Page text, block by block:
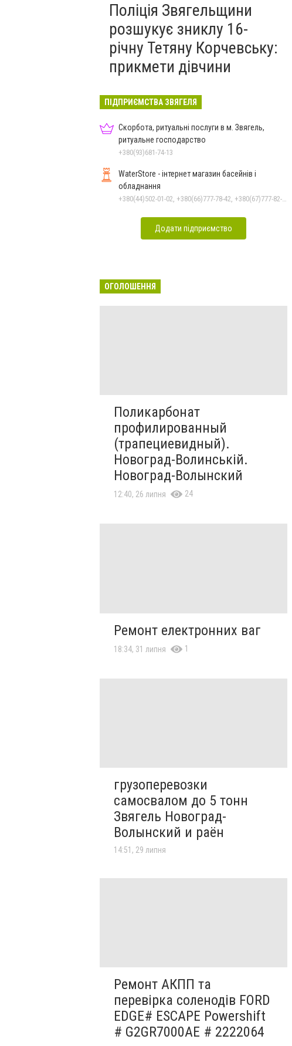
Поліція Звягельщини
розшукує зниклу 16-
річну Тетяну Корчевську:
прикмети дівчини
ПІДПРИЄМСТВА ЗВЯГЕЛЯ
Скорбота, ритуальні послуги в м. Звягель,
ритуальне господарство
+380(93)681-74-13
WaterStore - інтернет магазин басейнів і
обладнання
+380(44)502-01-02, +380(66)777-78-42, +380(67)777-82-19, +380(67)890-80-80, +380(73)890-80-80, +380(44)502-01-03
Додати підприємство
ОГОЛОШЕННЯ
Поликарбонат
профилированный
(трапециевидный).
Новоград-Волинській.
Новоград-Волынский
12:40, 26 липня 24
Ремонт електронних ваг
18:34, 31 липня 1
грузоперевозки
самосвалом до 5 тонн
Звягель Новоград-
Волынский и раён
14:51, 29 липня
Ремонт АКПП та
перевірка соленодів FORD
EDGE# ESCAPE Powershift
# G2GR7000AE # 2222064